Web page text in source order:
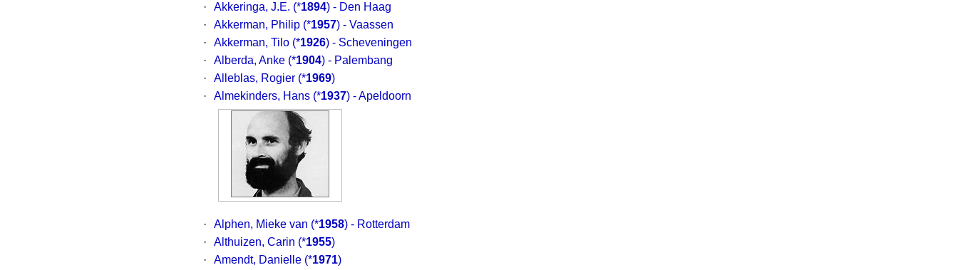
·
Akkeringa, J.E. (*1894) - Den Haag
·
Akkerman, Philip (*1957) - Vaassen
·
Akkerman, Tilo (*1926) - Scheveningen
·
Alberda, Anke (*1904) - Palembang
·
Alleblas, Rogier (*1969)
·
Almekinders, Hans (*1937) - Apeldoorn
· Alphen, Mieke van (*1958) - Rotterdam
·
Althuizen, Carin (*1955)
·
Amendt, Danielle (*1971)